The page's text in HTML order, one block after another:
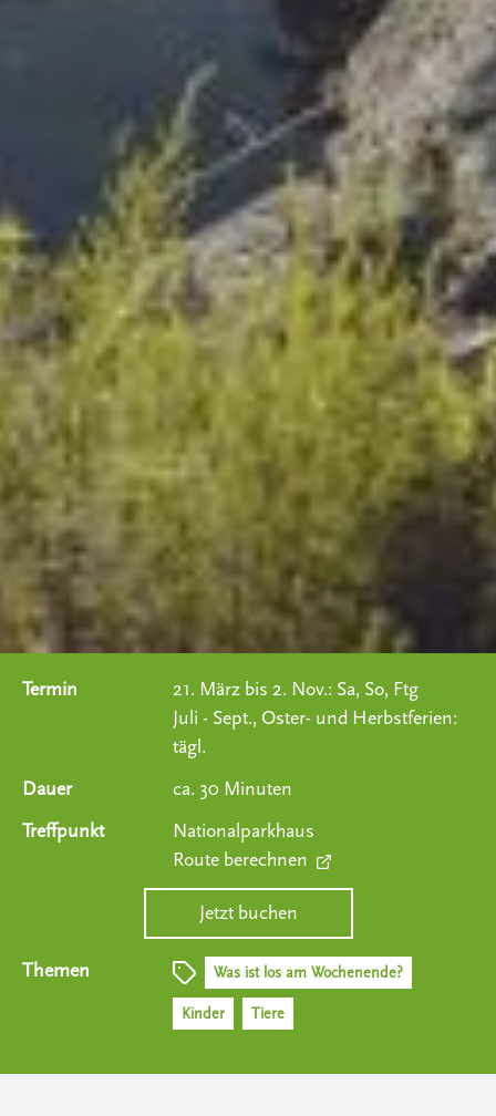
Termin
21. März bis 2. Nov.: Sa, So, Ftg
Juli - Sept., Oster- und Herbstferien:
tägl.
Dauer
ca. 30 Minuten
Treffpunkt
Nationalparkhaus
Route berechnen
Jetzt buchen
Themen Was ist los am Wochenende?
Kinder Tiere